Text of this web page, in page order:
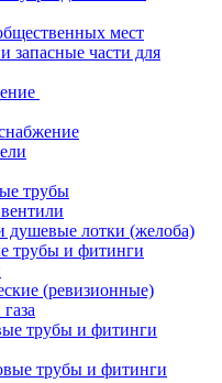
мест
запасные части для
трубы
душевые лотки (желоба)
трубы и фитинги
(ревизионные)
трубы и фитинги
трубы и фитинги